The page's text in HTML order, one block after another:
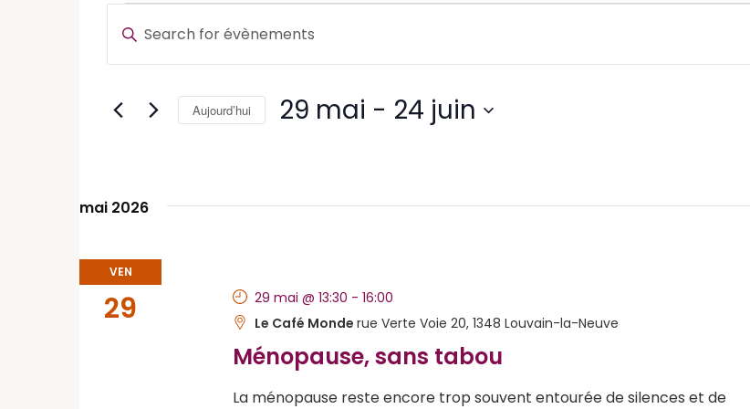
Recherche
et
navigation
de
Évènements
Enter
Keyword.
Search
ÉvènementsAujourd’hui 29 mai - 24 juin
mai 2026
VEN
29
Ménopause, sans tabou
29 mai @ 13:30 - 16:00
Le Café Monde rue Verte Voie 20, 1348 Louvain-la-Neuve
La ménopause reste encore trop souvent entourée de silences et de